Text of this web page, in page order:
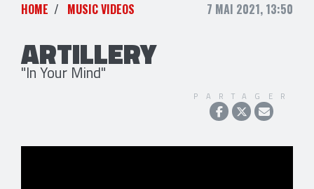
HOME MUSIC VIDEOS 7 MAI 2021, 13:50
ARTILLERY
"In Your Mind"
PARTAGER